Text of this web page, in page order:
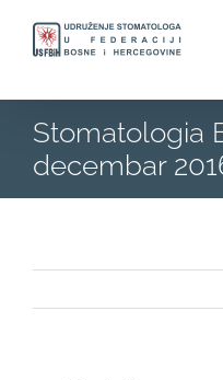
Stomatologia
decembar